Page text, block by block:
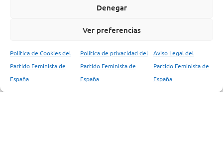
Denegar
Ver preferencias
Política de Cookies del
Partido Feminista de
España
Política de privacidad del
Partido Feminista de
España
Aviso Legal del
Partido Feminista de
España
Vindicación Feminista
Palestina